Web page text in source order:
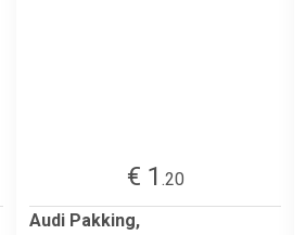
€ 1 .20
Audi Pakking,